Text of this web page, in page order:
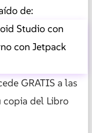
de:
Studio con
con Jetpack
GRATIS a las
copia del Libro